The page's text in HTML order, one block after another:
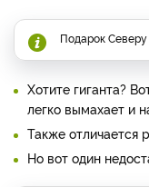
Подарок Северу
Хотите гиганта?
легко вымахает и
Также отличается
Но вот один